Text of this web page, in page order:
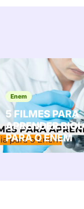
Enem
5 FILMES PARA
APRENDER
PARA O ENEM